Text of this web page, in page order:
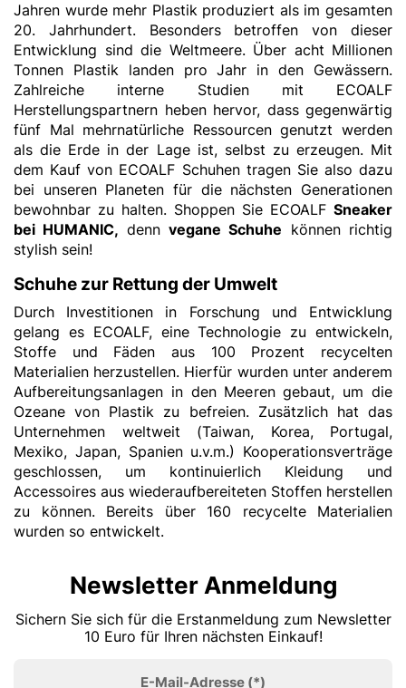
Jahren wurde mehr Plastik produziert als im gesamten
20. Jahrhundert. Besonders betroffen von dieser
Entwicklung sind die Weltmeere. Über acht Millionen
Tonnen Plastik landen pro Jahr in den Gewässern.
Zahlreiche interne Studien mit ECOALF
Herstellungspartnern heben hervor, dass gegenwärtig
fünf Mal mehrnatürliche Ressourcen genutzt werden
als die Erde in der Lage ist, selbst zu erzeugen. Mit
dem Kauf von ECOALF Schuhen tragen Sie also dazu
bei unseren Planeten für die nächsten Generationen
bewohnbar zu halten. Shoppen Sie ECOALF Sneaker
bei HUMANIC, dennvegane Schuhe können richtig
stylish sein!
Schuhe zur Rettung der Umwelt
Durch Investitionen in Forschung und Entwicklung
gelang es ECOALF, eine Technologie zu entwickeln,
Stoffe und Fäden aus 100 Prozent recycelten
Materialien herzustellen. Hierfür wurden unter anderem
Aufbereitungsanlagen in den Meeren gebaut, um die
Ozeane von Plastik zu befreien. Zusätzlich hat das
Unternehmen weltweit (Taiwan, Korea, Portugal,
Mexiko, Japan, Spanien u.v.m.) Kooperationsverträge
geschlossen, um kontinuierlich Kleidung und
Accessoires aus wiederaufbereiteten Stoffen herstellen
zu können. Bereits über 160 recycelte Materialien
wurden so entwickelt.
Newsletter Anmeldung
Sichern Sie sich für die Erstanmeldung zum Newsletter
10 Euro für Ihren nächsten Einkauf!
E-Mail-Adresse (*)